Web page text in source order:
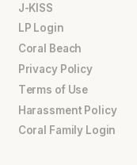
J-KISS
LP Login
Coral Beach
Privacy Policy
Terms of Use
Harassment Policy
Coral Family Login